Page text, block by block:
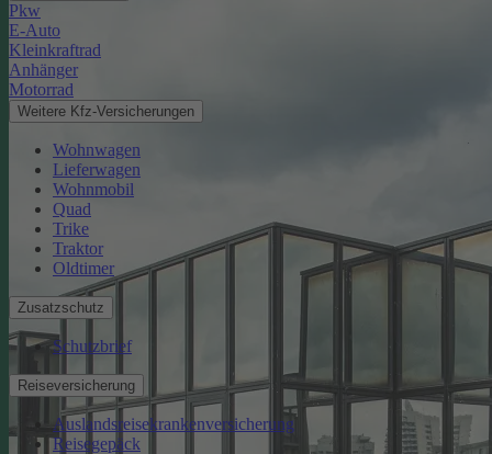
Pkw
E-Auto
Kleinkraftrad
Anhänger
Motorrad
Weitere Kfz-Versicherungen
Wohnwagen
Lieferwagen
Wohnmobil
Quad
Trike
Traktor
Oldtimer
Zusatzschutz
Schutzbrief
Reiseversicherung
Auslandsreisekrankenversicherung
Reisegepäck